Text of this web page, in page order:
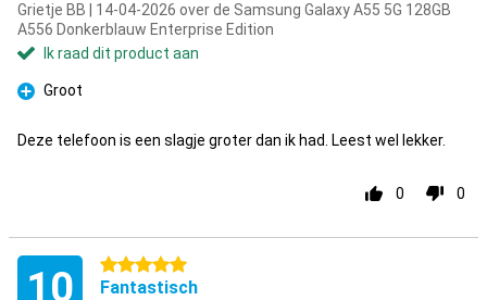
Grietje BB | 14-04-2026 over de Samsung Galaxy A55 5G 128GB
A556 Donkerblauw Enterprise Edition
Ik raad dit product aan
Pluspunt
Groot
Deze telefoon is een slagje groter dan ik had. Leest wel lekker.
0 0
10 5 sterren
Fantastisch